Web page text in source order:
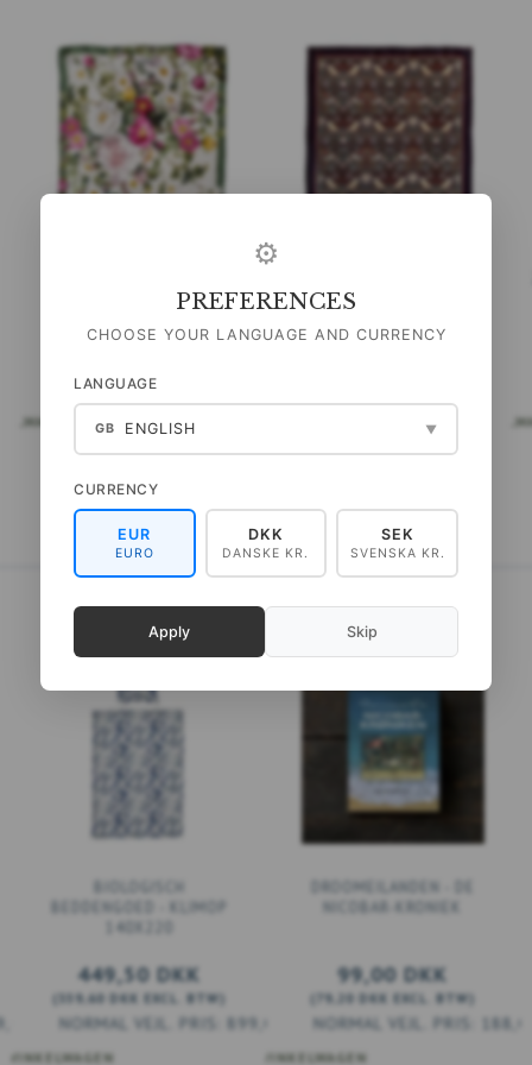
FLOWER GARDEN JL -
319,20 DKKEXCL. BTW
STRAWBERRY THIEF
VOEG TOE AAN WINKELWAGEN
VOEG TOE AAN
DKK
BEDDENGOED - KLIMOP
140X220
449,50 DKK
359,60 DKK EXCL. BTW
899,00 DKK
WINKELWAGEN
DROOMEILANDEN - DE
NICOBAR-KRONIEK
99,00 DKK
79,20 DKK EXCL. BTW
VOEG TOE AAN WINKELWAGEN
⚙
PREFERENCES
CHOOSE YOUR LANGUAGE AND CURRENCY
LANGUAGE
GB ENGLISH ▼
CURRENCY
EUR
EURO
DKK
DANSKE KR.
SEK
SVENSKA KR.
Apply Skip